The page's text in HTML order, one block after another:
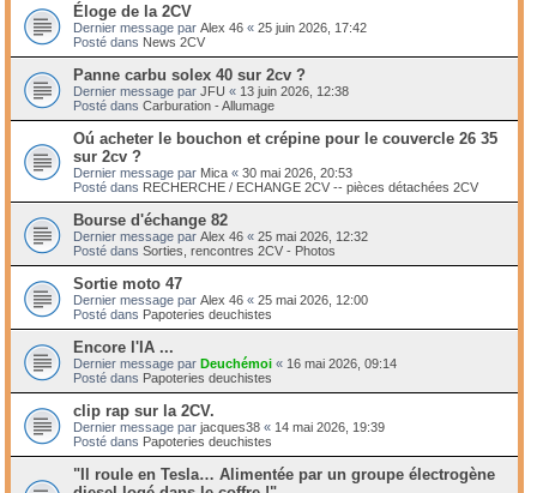
Éloge de la 2CV
Dernier message par Alex 46 « 25 juin 2026, 17:42
Posté dans News 2CV
Panne carbu solex 40 sur 2cv ?
Dernier message par JFU « 13 juin 2026, 12:38
Posté dans Carburation - Allumage
Oú acheter le bouchon et crépine pour le couvercle 26 35
sur 2cv ?
Dernier message par Mica « 30 mai 2026, 20:53
Posté dans RECHERCHE / ECHANGE 2CV -- pièces détachées 2CV
Bourse d'échange 82
Dernier message par Alex 46 « 25 mai 2026, 12:32
Posté dans Sorties, rencontres 2CV - Photos
Sortie moto 47
Dernier message par Alex 46 « 25 mai 2026, 12:00
Posté dans Papoteries deuchistes
Encore l'IA ...
Dernier message par Deuchémoi « 16 mai 2026, 09:14
Posté dans Papoteries deuchistes
clip rap sur la 2CV.
Dernier message par jacques38 « 14 mai 2026, 19:39
Posté dans Papoteries deuchistes
"Il roule en Tesla… Alimentée par un groupe électrogène